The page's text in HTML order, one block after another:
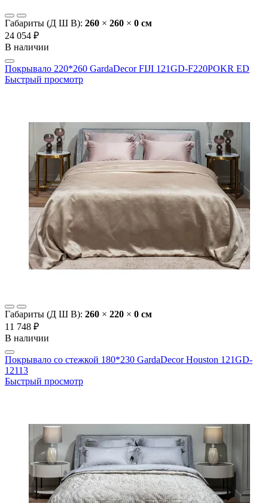
Габариты (Д Ш В): 260 × 260 × 0 cм
24 054 ₽
В наличии
Покрывало 220*260 GardaDecor FIJI 121GD-F220POKR ED
Быстрый просмотр
Габариты (Д Ш В): 260 × 220 × 0 cм
11 748 ₽
В наличии
Покрывало со стежкой 180*230 GardaDecor Houston 121GD-
12113
Быстрый просмотр